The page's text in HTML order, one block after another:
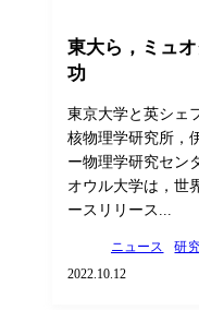
東大ら，ミュ
功
東京大学と英シェ
核物理学研究所，
ー物理学研究セン
オウル大学は，世
ースリリース...
ニュース
研
2022.10.12